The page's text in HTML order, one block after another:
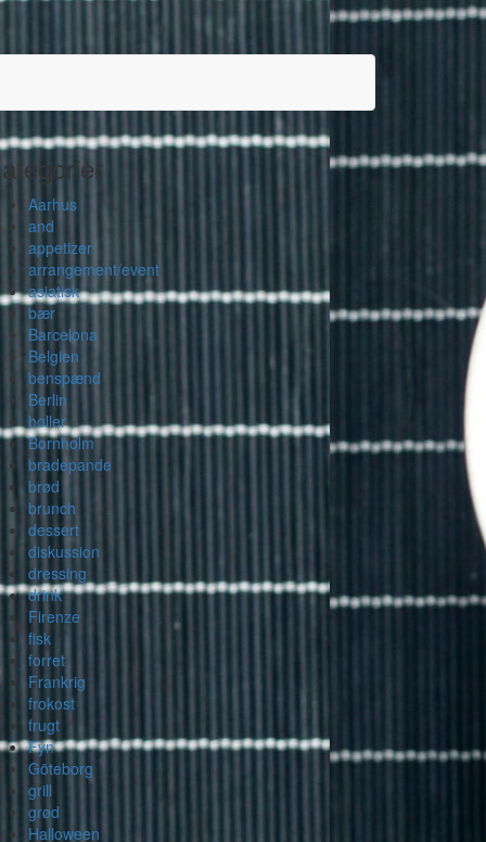
Aarhus
and
appetizer
arrangement/event
asiatisk
bær
Barcelona
Belgien
benspænd
Berlin
boller
Bornholm
bradepande
brød
brunch
dessert
diskussion
dressing
drink
Firenze
fisk
forret
Frankrig
frokost
frugt
Fyn
Göteborg
grill
grød
Halloween